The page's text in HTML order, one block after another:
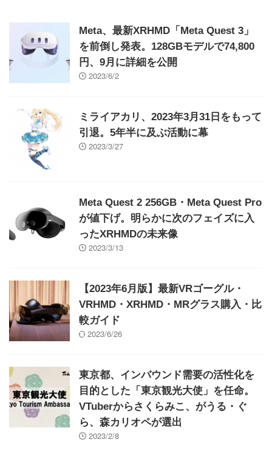
Meta、最新XRHMD「Meta Quest 3」
を前倒し発表。128GBモデルで74,800
円、9月に詳細を公開
2023/6/2
ミライアカリ、2023年3月31日をもって
引退。5年半に及ぶ活動に幕
2023/3/27
Meta Quest 2 256GB・Meta Quest Pro
が値下げ。明らかに次のフェイズに入
ったXRHMDの未来像
2023/3/13
【2023年6月版】最新VRゴーグル・
VRHMD・XRHMD・MRグラス購入・比
較ガイド
2023/6/26
東京都、インバウンド需要の活性化を
目的とした「東京観光大使」を任命。
VTuberからさくらみこ、がうる・ぐ
ら、森カリオペが選出
2023/2/8